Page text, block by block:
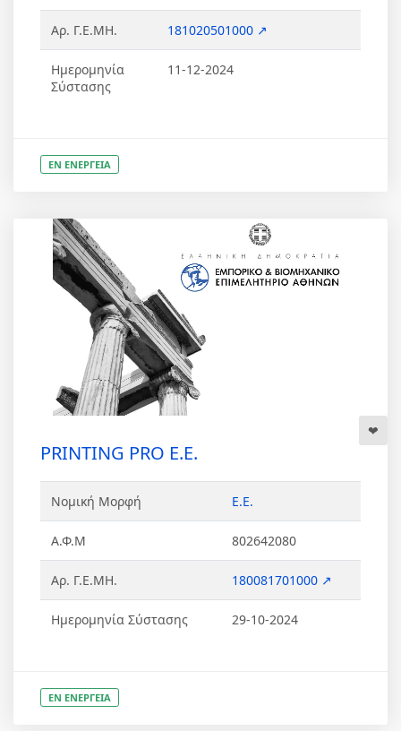
Αρ. Γ.Ε.ΜΗ. 181020501000 ↗
Ημερομηνία
Σύστασης
11-12-2024
ΕΝ ΕΝΕΡΓΕΙΑ
PRINTING PRO Ε.Ε.
Νομική Μορφή Ε.Ε.
Α.Φ.Μ 802642080
Αρ. Γ.Ε.ΜΗ. 180081701000 ↗
Ημερομηνία Σύστασης 29-10-2024
ΕΝ ΕΝΕΡΓΕΙΑ